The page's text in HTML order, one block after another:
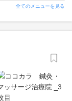
全てのメニューを見る